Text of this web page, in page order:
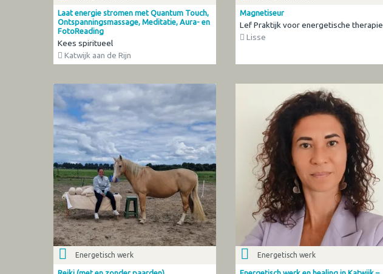
Laat energie stromen met Quantum Touch,
Ontspanningsmassage, Meditatie, Aura- en
FotoReading
Kees spiritueel
Katwijk aan de Rijn
Magnetiseur
Lef Praktijk voor energetische therapie
Lisse
Energetisch werk Energetisch werk